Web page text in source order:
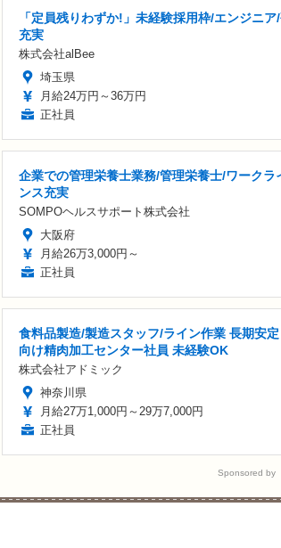
「定員残りわずか!」未経験採用枠/エンジニア
充実
株式会社alBee
埼玉県
月給24万円～36万円
正社員
企業での管理栄養士業務/管理栄養士/ワークラ
ンス充実
SOMPOヘルスサポート株式会社
大阪府
月給26万3,000円～
正社員
食料品製造/製造スタッフ/ライン作業 長期安
向け精肉加工センター社員 未経験OK
株式会社アドミック
神奈川県
月給27万1,000円～29万7,000円
正社員
Sponsored by